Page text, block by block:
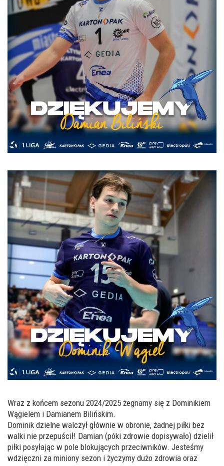
Wraz z końcem sezonu 2024/2025 żegnamy się z Dominikiem
Wągielem i Damianem Bilińskim.
Dominik dzielne walczył głównie w obronie, żadnej piłki bez
walki nie przepuścił! Damian (póki zdrowie dopisywało) dzielił
piłki posyłając w pole blokujących przeciwników. Jesteśmy
wdzięczni za miniony sezon i życzymy dużo zdrowia oraz